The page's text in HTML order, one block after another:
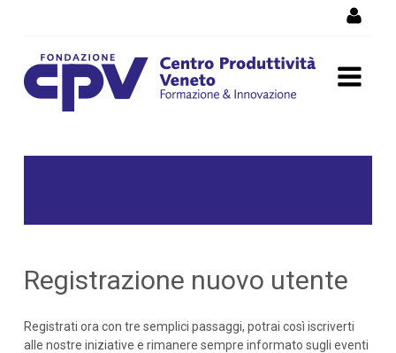
Registrazione
Registrazione nuovo utente
Registrati ora con tre semplici passaggi, potrai così iscriverti
alle nostre iniziative e rimanere sempre informato sugli eventi